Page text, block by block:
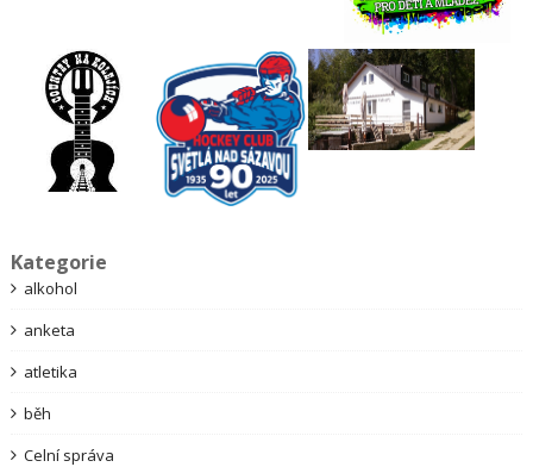
Kategorie
alkohol
anketa
atletika
běh
Celní správa